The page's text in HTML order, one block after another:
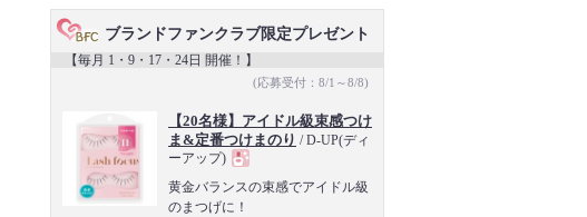
ブランドファンクラブ限定プレゼント
【毎月 1・9・17・24日 開催！】
(応募受付：8/1～8/8)
【20名様】アイドル級束感つけ
ま&定番つけまのり / D-UP(ディ
ーアップ)
現
品
黄金バランスの束感でアイドル級
のまつげに！